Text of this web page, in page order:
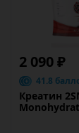
2 090 ₽
41.8
Креатин